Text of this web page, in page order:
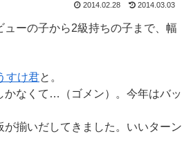
2014.02.28 2014.03.03
ューの子から2級持ちの子まで、幅
すけ君と。
かなくて…（ゴメン）。今年はバッ
が揃いだしてきました。いいターン